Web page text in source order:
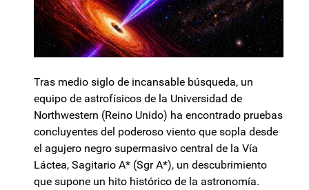
Tras medio siglo de incansable búsqueda, un
equipo de astrofísicos de la Universidad de
Northwestern (Reino Unido) ha encontrado pruebas
concluyentes del poderoso viento que sopla desde
el agujero negro supermasivo central de la Vía
Láctea, Sagitario A* (Sgr A*), un descubrimiento
que supone un hito histórico de la astronomía.